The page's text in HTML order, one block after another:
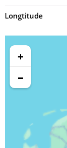
Longtitude
+
−